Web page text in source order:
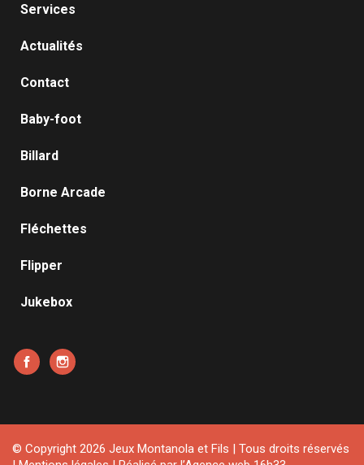
Services
Actualités
Contact
Baby-foot
Billard
Borne Arcade
Fléchettes
Flipper
Jukebox
Facebook
© Copyright 2026 Jeux Montanola et Fils | Tous droits réservés